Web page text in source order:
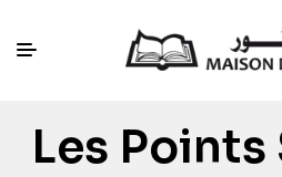
Les Points